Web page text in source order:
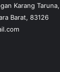
Karang
Barat, 83126